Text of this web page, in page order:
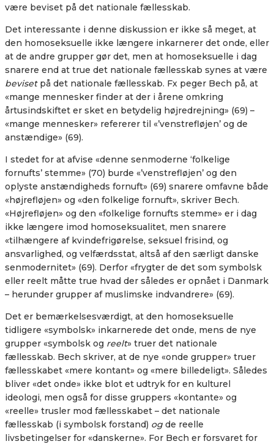
være beviset på det nationale fællesskab.
Det interessante i denne diskussion er ikke så meget, at
den homoseksuelle ikke længere inkarnerer det onde, eller
at de andre grupper gør det, men at homoseksuelle i dag
snarere end at true det nationale fællesskab synes at være
beviset på det nationale fællesskab. Fx peger Bech på, at
«mange mennesker finder at der i årene omkring
årtusindskiftet er sket en betydelig højredrejning» (69) –
«mange mennesker» refererer til «’venstrefløjen’ og de
anstændige» (69).
I stedet for at afvise «denne senmoderne ‘folkelige
fornufts’ stemme» (70) burde «’venstrefløjen’ og den
oplyste anstændigheds fornuft» (69) snarere omfavne både
«højrefløjen» og «den folkelige fornuft», skriver Bech.
«Højrefløjen» og den «folkelige fornufts stemme» er i dag
ikke længere imod homoseksualitet, men snarere
«tilhængere af kvindefrigørelse, seksuel frisind, og
ansvarlighed, og velfærdsstat, altså af den særligt danske
senmodernitet» (69). Derfor «frygter de det som symbolsk
eller reelt måtte true hvad der således er opnået i Danmark
– herunder grupper af muslimske indvandrere» (69).
Det er bemærkelsesværdigt, at den homoseksuelle
tidligere «symbolsk» inkarnerede det onde, mens de nye
grupper «symbolsk og reelt» truer det nationale
fællesskab. Bech skriver, at de nye «onde grupper» truer
fællesskabet «mere kontant» og «mere billedeligt». Således
bliver «det onde» ikke blot et udtryk for en kulturel
ideologi, men også for disse gruppers «kontante» og
«reelle» trusler mod fællesskabet – det nationale
fællesskab (i symbolsk forstand) og de reelle
livsbetingelser for «danskerne». For Bech er forsvaret for